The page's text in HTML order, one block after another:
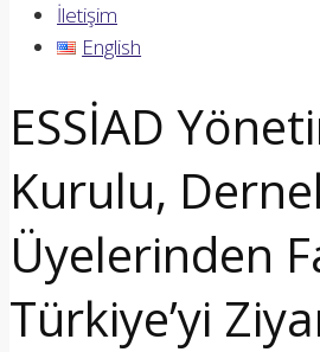
İletişim
English
ESSİAD
Kurulu,
Üyelerinden
Türkiye’yi